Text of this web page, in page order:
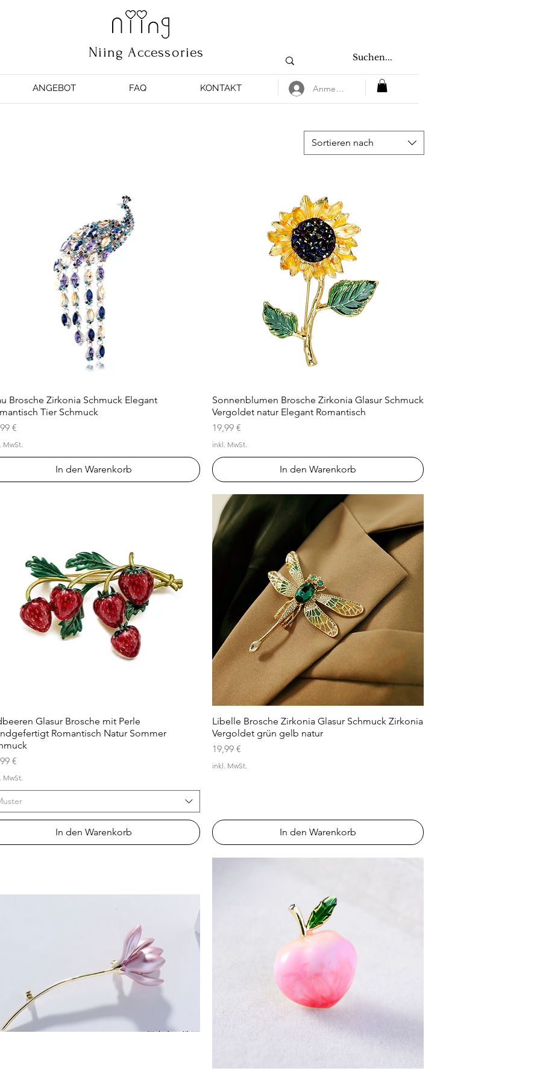
Niing Accessories
ANGEBOT FAQ KONTAKT Anmelden
Sortieren nach
Schnellansicht
Brosche Zirkonia Schmuck Elegant
Tier Schmuck
€
MwSt.
In den Warenkorb
Schnellansicht
Sonnenblumen Brosche Zirkonia Glasur Schmuck
Vergoldet natur Elegant Romantisch
Preis
19,99 €
inkl. MwSt.
In den Warenkorb
Schnellansicht
Glasur Brosche mit Perle
Romantisch Natur Sommer
€
MwSt.
In den Warenkorb
Schnellansicht
Libelle Brosche Zirkonia Glasur Schmuck Zirkonia
Vergoldet grün gelb natur
Preis
19,99 €
inkl. MwSt.
In den Warenkorb